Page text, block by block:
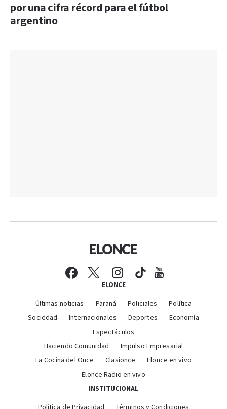
por una cifra récord para el fútbol
argentino
ELONCE
Últimas noticias Paraná Policiales
Política
Sociedad
Internacionales Deportes
Economía
Espectáculos
Haciendo Comunidad
Impulso Empresarial
La Cocina del Once
Clasionce
Elonce en vivo
Elonce Radio en vivo
INSTITUCIONAL